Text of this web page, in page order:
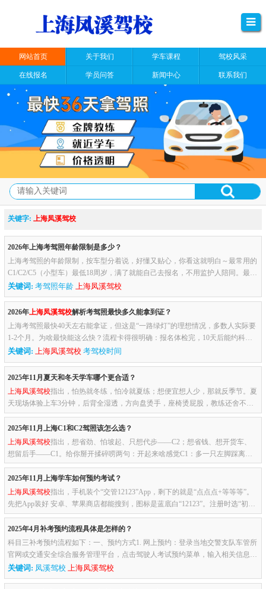
网站首页 关于我们 学车课程 驾校风采
在线报名 学员问答 新闻中心 联系我们
关键字: 上海凤溪驾校
2026年上海考驾照年龄限制是多少？
上海考驾照的年龄限制，按车型分着说，好懂又贴心，你看这就明白～最常用的
C1/C2/C5（小型车）最低18周岁，满了就能自己去报名，不用监护人陪同。最高
年龄没硬上限。70岁以上也能考，但得先过“三力测试”（记忆力、...
关键词: 考驾照年龄 上海凤溪驾校
2026年上海凤溪驾校解析考驾照最快多久能拿到证？
上海考驾照最快40天左右能拿证，但这是“一路绿灯”的理想情况，多数人实际要
1-2个月。为啥最快能这么快？流程卡得很明确：报名体检完，10天后能约科目
一，科目一过了10天可约科目二。科目一和科目三有硬性间隔：C2自...
关键词: 上海凤溪驾校 考驾校时间
2025年11月夏天和冬天学车哪个更合适？
上海凤溪驾校指出，怕热就冬练，怕冷就夏练；想便宜想人少，那就反季节。夏
天现场体验上车3分钟，后背全湿透，方向盘烫手，座椅烫屁股，教练还舍不得
开空调（说是怕油钱）。好处：天亮得早，可约6点场，练完还能赶去...
2025年11月上海C1和C2驾照该怎么选？
上海凤溪驾校指出，想省劲、怕坡起、只想代步——C2；想省钱、想开货车、
想留后手——C1。给你掰开揉碎唠两句：开起来啥感觉C1：多一只左脚踩离
合，红绿灯、坡道、掉头，手脚一起忙，堵车半小时小腿酸成面条。C2：只...
2025年11月上海学车如何预约考试？
上海凤溪驾校指出，手机装个“交管12123”App，剩下的就是“点点点+等等等”。
先把App装好 安卓、苹果商店都能搜到，图标是蓝底白“12123”。注册时选“初次
申领”，手机号一定跟驾校留的一样，不然收不到验证码。信...
2025年4月补考预约流程具体是怎样的？
科目三补考预约流程如下：一、预约方式1. 网上预约：登录当地交警支队车管所
官网或交通安全综合服务管理平台，点击驾驶人考试预约菜单，输入相关信息进
行预约。2. 手机APP预约：下载“交管12123”APP，注册登录后，依...
关键词: 凤溪驾校 上海凤溪驾校